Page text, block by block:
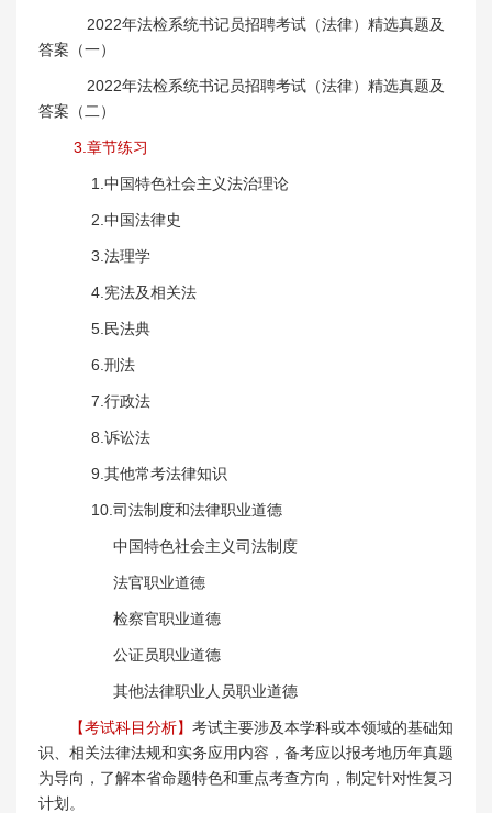
2022年法检系统书记员招聘考试（法律）精选真题及
答案（一）
2022年法检系统书记员招聘考试（法律）精选真题及
答案（二）
3.章节练习
1.中国特色社会主义法治理论
2.中国法律史
3.法理学
4.宪法及相关法
5.民法典
6.刑法
7.行政法
8.诉讼法
9.其他常考法律知识
10.司法制度和法律职业道德
中国特色社会主义司法制度
法官职业道德
检察官职业道德
公证员职业道德
其他法律职业人员职业道德
【考试科目分析】 考试主要涉及本学科或本领域的基础知
识、相关法律法规和实务应用内容，备考应以报考地历年真题
为导向，了解本省命题特色和重点考查方向，制定针对性复习
计划。